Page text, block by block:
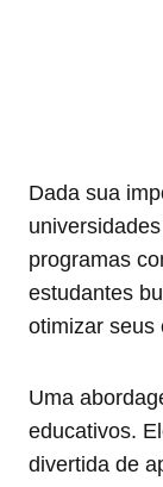
Dada sua
programas
estudantes
otimizar seus
Uma
educativos.
divertida de